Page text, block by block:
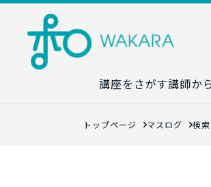
講座をさがす講師か
トップページ マスログ 検索